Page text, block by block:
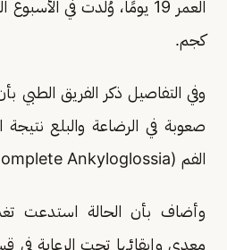
كجم.
وفي التفاصيل ذكر الفريق الطبي
صعوبة في الرضاعة والبلع
الفم (Complete Ankyloglossia).
وأضاف بأن الحالة استدعت
معدي وإبقائها تحت الرعاية في